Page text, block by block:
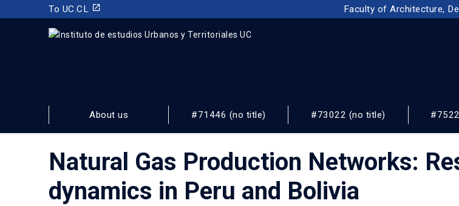
To UC.CL launch Faculty of Architecture,
Y TERRITORIALES
FACULTAD DE ARQUITECTURA, DISEÑO Y ESTUDIOS URBANOS
About us #71446 (no title) #73022 (no title)
Natural Gas Production Networks:
dynamics in Peru and Bolivia